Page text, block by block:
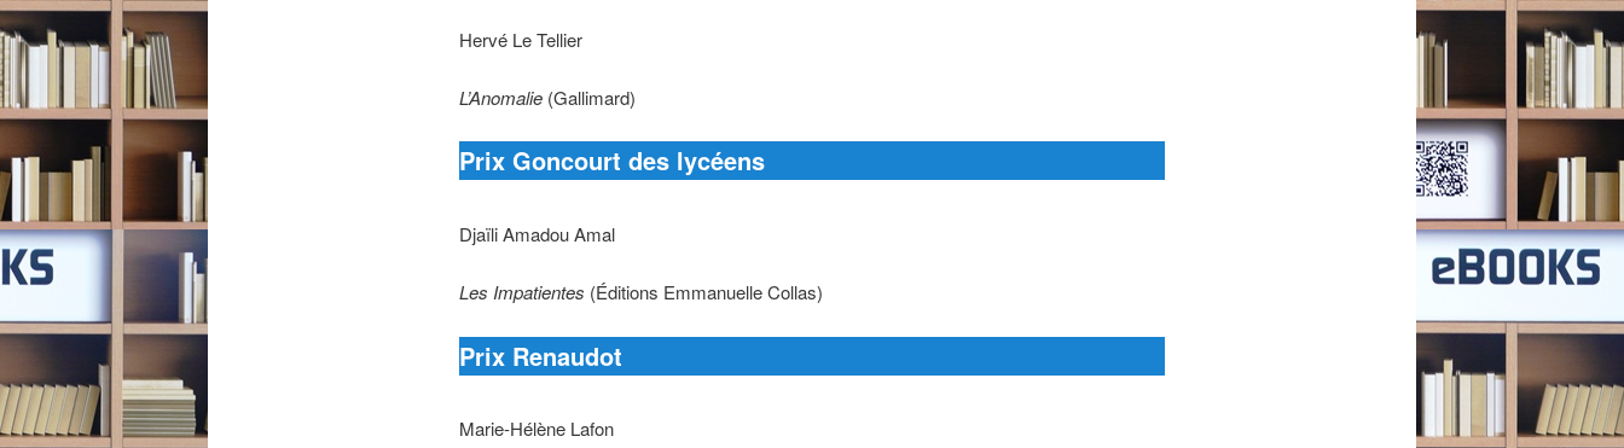
Hervé Le Tellier
L’Anomalie (Gallimard)
Prix Goncourt des lycéens
Djaïli Amadou Amal
Les Impatientes (Éditions Emmanuelle Collas)
Prix Renaudot
Marie-Hélène Lafon